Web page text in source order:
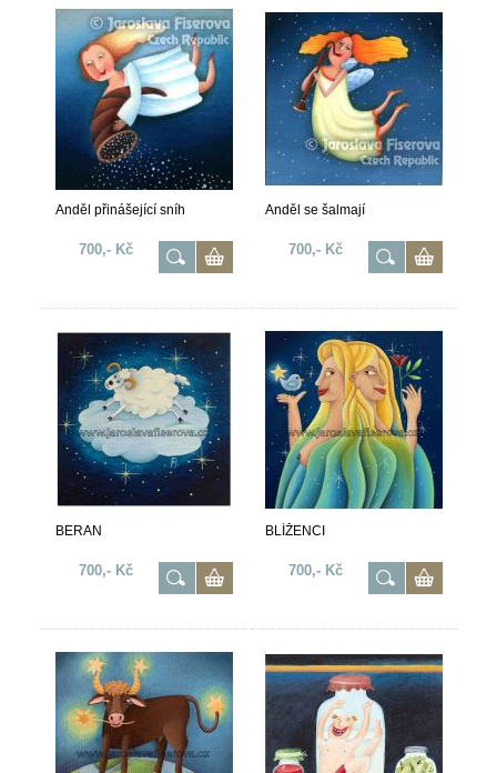
Anděl přinášející sníh
700,- Kč
Anděl se šalmají
700,- Kč
BERAN
700,- Kč
BLÍŽENCI
700,- Kč